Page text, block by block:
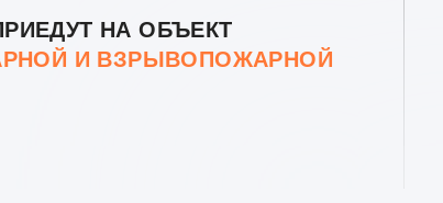
НА ОБЪЕКТ
И ВЗРЫВОПОЖАРНОЙ